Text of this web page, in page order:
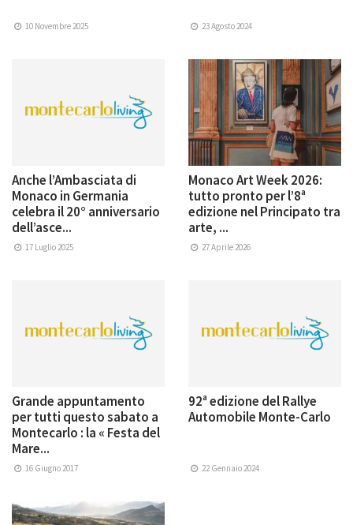
10 Novembre 2025 23 Agosto 2024
Anche l’Ambasciata di
Monaco in Germania
celebra il 20° anniversario
dell’asce...
17 Luglio 2025
Monaco Art Week 2026:
tutto pronto per l’8ª
edizione nel Principato tra
arte, ...
27 Aprile 2026
Grande appuntamento
per tutti questo sabato a
Montecarlo : la « Festa del
Mare...
16 Giugno 2017
92ª edizione del Rallye
Automobile Monte-Carlo
22 Gennaio 2024